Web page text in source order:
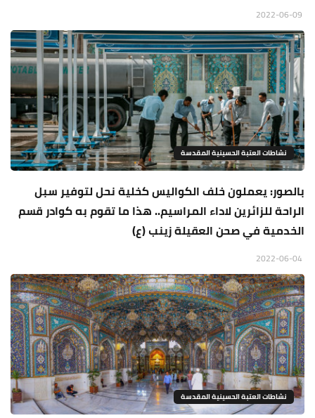
نشاطات العتبة الحسينية المقدسة
بالصور: يعملون خلف الكواليس كخلية نحل لتوفير سبل
الراحة للزائرين لاداء المراسيم.. هذا ما تقوم به كوادر قسم
الخدمية في صحن العقيلة زينب (ع)
نشاطات العتبة الحسينية المقدسة